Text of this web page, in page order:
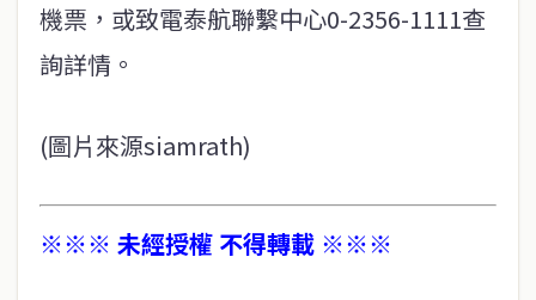
機票，或致電泰航聯繫中心0-2356-1111查
詢詳情。
(圖片來源siamrath)
※※※ 未經授權 不得轉載 ※※※